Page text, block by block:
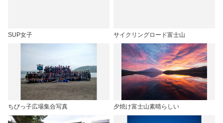
SUP女子 サイクリングロード富士山
ちびっ子広場集合写真 夕焼け富士山素晴らしい